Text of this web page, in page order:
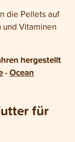
die Pellets auf
Vitaminen
hergestellt
-Ocean
für